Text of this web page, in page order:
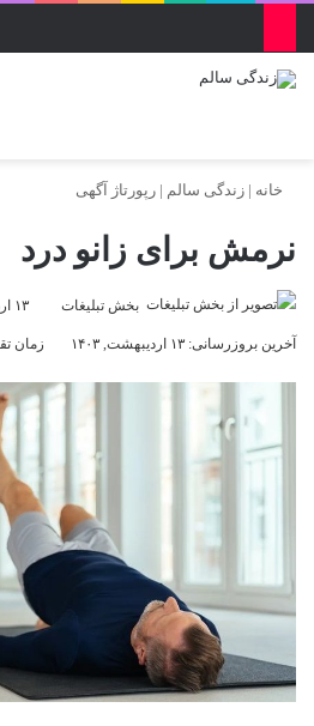
خانه | زندگی سالم | رپورتاژ آگهی
نرمش برای زانو درد
بخش تبلیغات ۱۳ اردیبهشت, ۱۴۰۳
آخرین بروزرسانی: ۱۳ اردیبهشت, ۱۴۰۳ زمان